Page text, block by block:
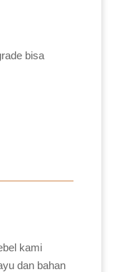
bisa
kami
dan bahan